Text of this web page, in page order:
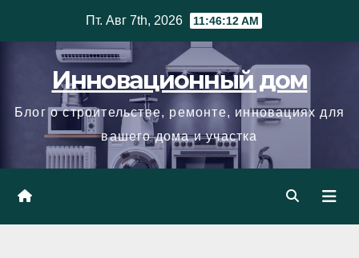
Пт. Авг 7th, 2026 11:46:13 AM
Инновационный дом
Блог о строительстве, ремонте, инновациях для
вашего дома и участка